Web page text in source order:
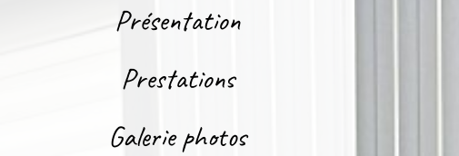
Présentation
Prestations
Galerie photos